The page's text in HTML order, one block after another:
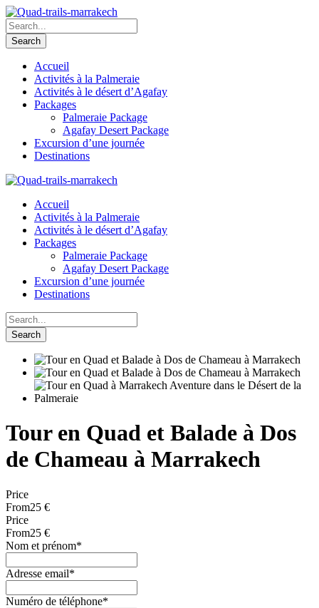
Accueil
Activités à la Palmeraie
Activités à le désert d’Agafay
Packages
Palmeraie Package
Agafay Desert Package
Excursion d’une journée
Destinations
Accueil
Activités à la Palmeraie
Activités à le désert d’Agafay
Packages
Palmeraie Package
Agafay Desert Package
Excursion d’une journée
Destinations
Tour en Quad et Balade à Dos
de Chameau à Marrakech
Price
From25 €
Price
From25 €
Nom et prénom*
Adresse email*
Numéro de téléphone*